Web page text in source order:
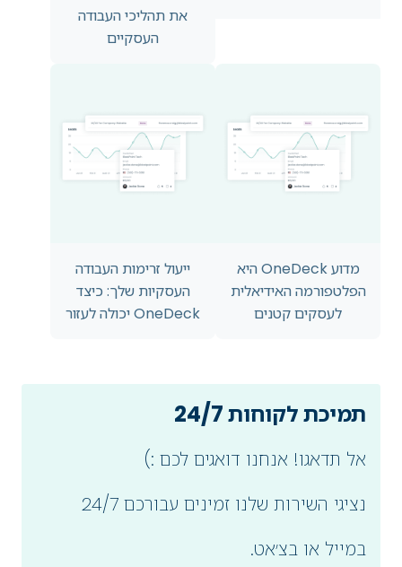
את תהליכי העבודה
העסקיים
מדוע OneDeck היא
הפלטפורמה האידיאלית
לעסקים קטנים
ייעול זרימות העבודה
העסקיות שלך: כיצד
OneDeck יכולה לעזור
תמיכת לקוחות 24/7
אל תדאגו! אנחנו דואגים לכם :)
נציגי השירות שלנו זמינים עבורכם 24/7
במייל או בצ׳אט.